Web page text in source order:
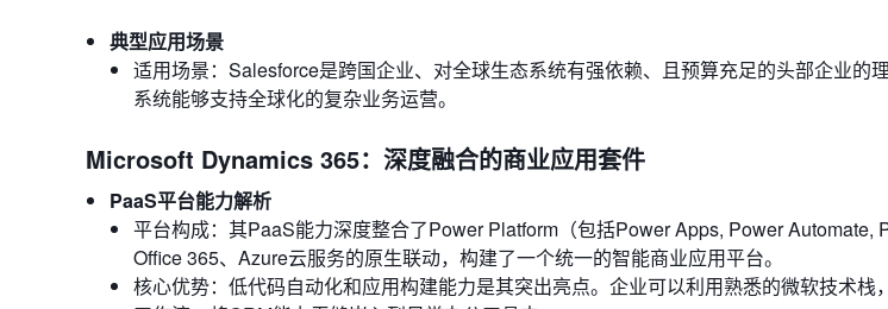
典型应用场景
适用场景：Salesforce是跨国企业、对全球生态系统有强依赖、且预算充足的头部企业的
系统能够支持全球化的复杂业务运营。
Microsoft Dynamics 365：深度融合的商业应用套件
PaaS平台能力解析
平台构成：其PaaS能力深度整合了Power Platform（包括Power Apps, Power Automate,
Office 365、Azure云服务的原生联动，构建了一个统一的智能商业应用平台。
核心优势：低代码自动化和应用构建能力是其突出亮点。企业可以利用熟悉的微软技术栈